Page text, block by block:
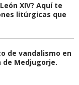
XIV? Aquí te
litúrgicas que
de vandalismo en
Medjugorje.